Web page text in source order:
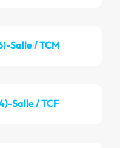
Salle / TCM
Salle / TCF